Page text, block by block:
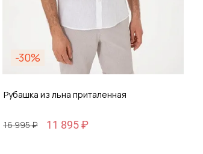
-30%
Рубашка из льна приталенная
16 995 ₽ 11 895 ₽